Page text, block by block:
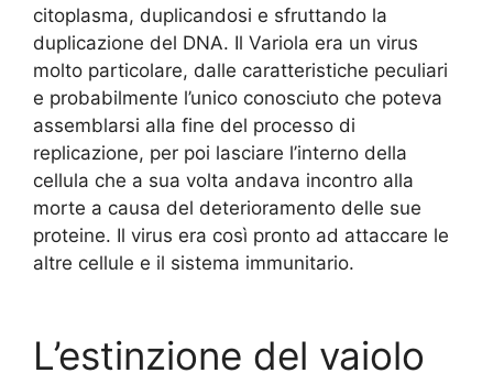
citoplasma, duplicandosi e sfruttando la
duplicazione del DNA. Il Variola era un virus
molto particolare, dalle caratteristiche peculiari
e probabilmente l’unico conosciuto che poteva
assemblarsi alla fine del processo di
replicazione, per poi lasciare l’interno della
cellula che a sua volta andava incontro alla
morte a causa del deterioramento delle sue
proteine. Il virus era così pronto ad attaccare le
altre cellule e il sistema immunitario.
L’estinzione del vaiolo